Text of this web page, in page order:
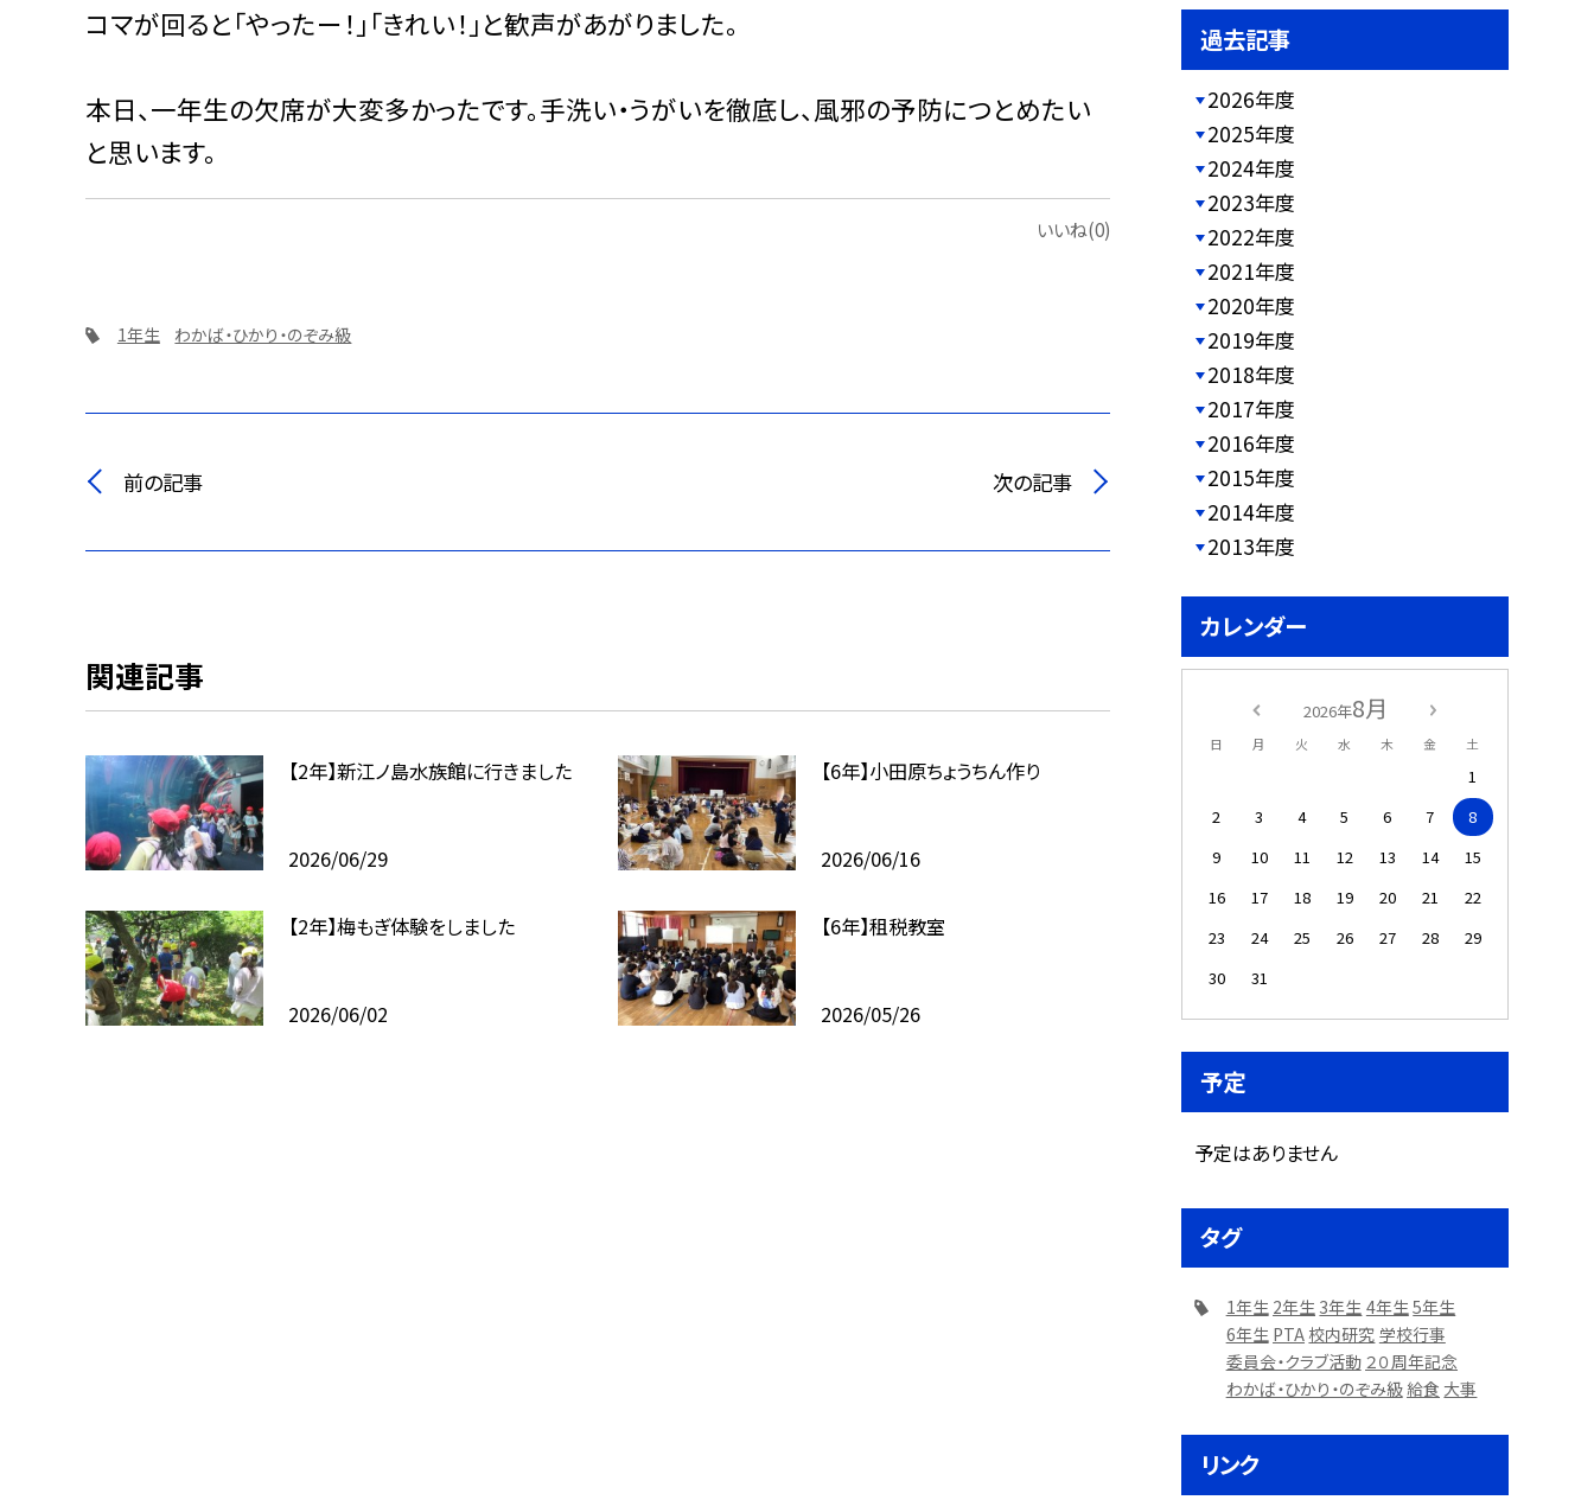
コマが回ると「やったー！」「きれい！」と歓声があがりました。
本日、一年生の欠席が大変多かったです。手洗い・うがいを徹底し、風邪の予防につとめたい
と思います。
いいね(0)
1年生 わかば・ひかり・のぞみ級
前の記事 次の記事
関連記事
【2年】新江ノ島水族館に行きました
2026/06/29
【6年】小田原ちょうちん作り
2026/06/16
【2年】梅もぎ体験をしました
2026/06/02
【6年】租税教室
2026/05/26
過去記事
2026年度
2025年度
2024年度
2023年度
2022年度
2021年度
2020年度
2019年度
2018年度
2017年度
2016年度
2015年度
2014年度
2013年度
カレンダー
2026年8月
日 月 火 水 木 金 土
1
2
3 4 5 6 7
8
9
10 11 12 13 14
15
16
17 18 19 20 21
22
23
24 25 26 27 28
29
30
31
予定
予定はありません
タグ
1年生 2年生 3年生 4年生 5年生
6年生 PTA 校内研究 学校行事
委員会・クラブ活動 ２０周年記念
わかば・ひかり・のぞみ級 給食 大事
リンク